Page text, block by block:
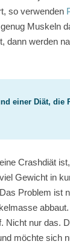
so verwenden
Muskeln
dann werden
einer Diät,
eine Crashdiät
Gewicht in
Problem ist
Nicht nur das.
möchte sich